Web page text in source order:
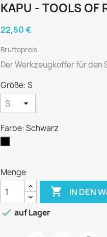
KAPU - TOOLS OF
22,50 €
Bruttopreis
Der Werkzeugkoffer für den
Größe: S
Farbe: Schwarz
Menge
 IN DEN
 auf Lager